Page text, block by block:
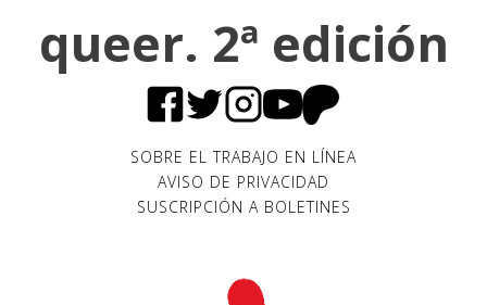
queer. 2ª edición
SOBRE EL TRABAJO EN LÍNEA
AVISO DE PRIVACIDAD
SUSCRIPCIÓN A BOLETINES